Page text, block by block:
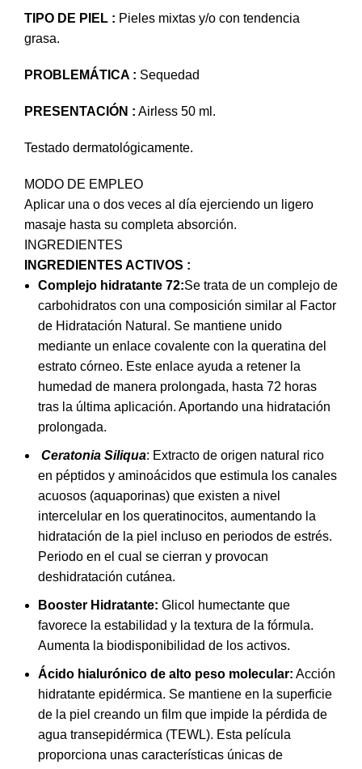
TIPO DE PIEL : Pieles mixtas y/o con tendencia
grasa.
PROBLEMÁTICA : Sequedad
PRESENTACIÓN : Airless 50 ml.
Testado dermatológicamente.
MODO DE EMPLEO
Aplicar una o dos veces al día ejerciendo un ligero
masaje hasta su completa absorción.
INGREDIENTES
INGREDIENTES ACTIVOS :
Complejo hidratante 72:Se trata de un complejo de
carbohidratos con una composición similar al Factor
de Hidratación Natural. Se mantiene unido
mediante un enlace covalente con la queratina del
estrato córneo. Este enlace ayuda a retener la
humedad de manera prolongada, hasta 72 horas
tras la última aplicación. Aportando una hidratación
prolongada.
Ceratonia Siliqua: Extracto de origen natural rico
en péptidos y aminoácidos que estimula los canales
acuosos (aquaporinas) que existen a nivel
intercelular en los queratinocitos, aumentando la
hidratación de la piel incluso en periodos de estrés.
Periodo en el cual se cierran y provocan
deshidratación cutánea.
Booster Hidratante: Glicol humectante que
favorece la estabilidad y la textura de la fórmula.
Aumenta la biodisponibilidad de los activos.
Ácido hialurónico de alto peso molecular: Acción
hidratante epidérmica. Se mantiene en la superficie
de la piel creando un film que impide la pérdida de
agua transepidérmica (TEWL). Esta película
proporciona unas características únicas de